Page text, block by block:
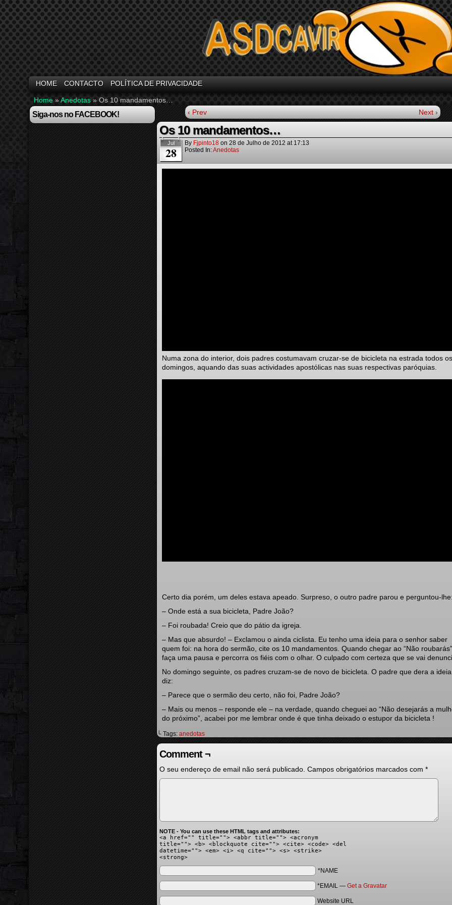
HOME CONTACTO POLÍTICA DE PRIVACIDADE
Home »Anedotas » Os 10 mandamentos…
Siga-nos no FACEBOOK! ‹ Prev Next ›
Os 10 mandamentos…
Jul
28
By Fjpinto18 on 28 de Julho de 2012 at 17:13
Posted In:Anedotas
Numa zona do interior, dois padres costumavam cruzar-se de bicicleta na estrada todos os
domingos, aquando das suas actividades apostólicas nas suas respectivas paróquias.
Certo dia porém, um deles estava apeado. Surpreso, o outro padre parou e perguntou-
– Onde está a sua bicicleta, Padre João?
– Foi roubada! Creio que do pátio da igreja.
– Mas que absurdo! – Exclamou o ainda ciclista. Eu tenho uma ideia para o senhor saber
quem foi: na hora do sermão, cite os 10 mandamentos. Quando chegar ao “Não
faça uma pausa e percorra os fiéis com o olhar. O culpado com certeza que se vai
No domingo seguinte, os padres cruzam-se de novo de bicicleta. O padre que dera a ideia
diz:
– Parece que o sermão deu certo, não foi, Padre João?
– Mais ou menos – responde ele – na verdade, quando cheguei ao “Não desejarás a
do próximo”, acabei por me lembrar onde é que tinha deixado o estupor da bicicleta !
└ Tags: anedotas
Comment ¬
O seu endereço de email não será publicado. Campos obrigatórios marcados com *
NOTE - You can use these HTML tags and attributes:
<a href="" title=""> <abbr title=""> <acronym
title=""> <b> <blockquote cite=""> <cite> <code> <del
datetime=""> <em> <i> <q cite=""> <s> <strike>
<strong>
*NAME
*EMAIL — Get a Gravatar
Website URL